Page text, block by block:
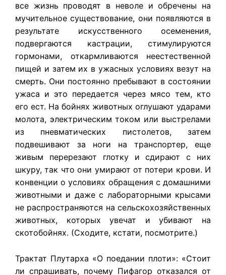
все жизнь проводят в неволе и обречены на
мучительное существование, они появляются в
результате искусственного осеменения,
подвергаются кастрации, стимулируются
гормонами, откармливаются неестественной
пищей и затем их в ужасных условиях везут на
смерть. Они постоянно пребывают в состоянии
ужаса и это передается через мясо тем, кто
его ест. На бойнях животных оглушают ударами
молота, электрическим током или выстрелами
из пневматических пистолетов, затем
подвешивают за ноги на транспортер, еще
живым перерезают глотку и сдирают с них
шкуру, так что они умирают от потери крови. И
конвенции о условиях обращения с домашними
животными и даже с лабораторными крысами
не распространяются на сельскохозяйственных
животных, которых увечат и убивают на
скотобойнях. (Сходите, кстати, посмотрите.)
Трактат Плутарха «О поедании плоти»: «Стоит
ли спрашивать, почему Пифагор отказался от